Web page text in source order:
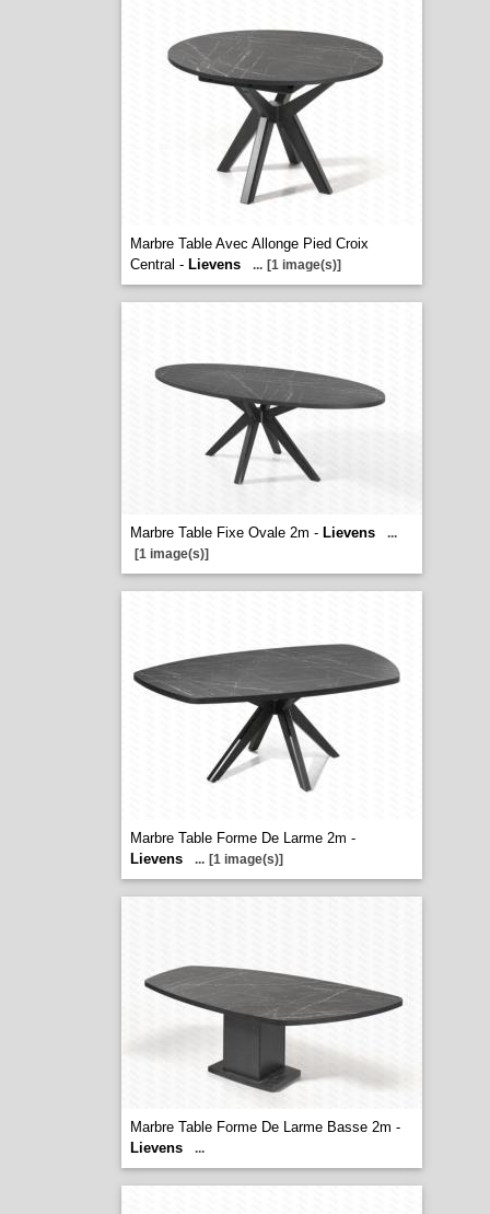
Marbre Table Avec Allonge Pied Croix
Central - Lievens ... [1 image(s)]
Marbre Table Fixe Ovale 2m - Lievens
...
[1 image(s)]
Marbre Table Forme De Larme 2m -
Lievens
... [1 image(s)]
Marbre Table Forme De Larme Basse 2m -
Lievens
...